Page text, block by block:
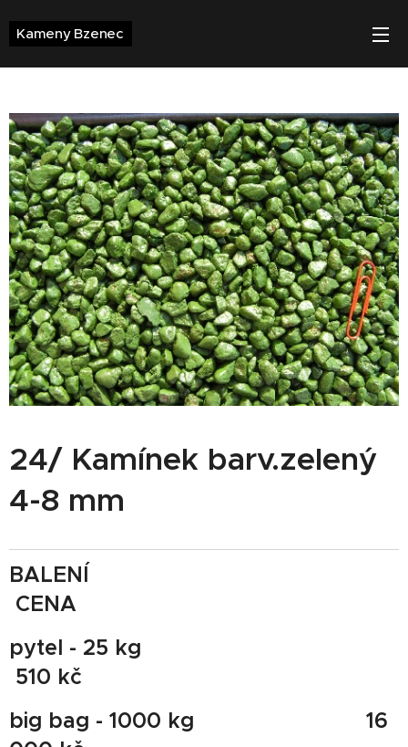
Kameny Bzenec
24/ Kamínek barv.zelený
4-8 mm
BALENÍ
CENA
pytel - 25 kg
510 kč
big bag - 1000 kg 16